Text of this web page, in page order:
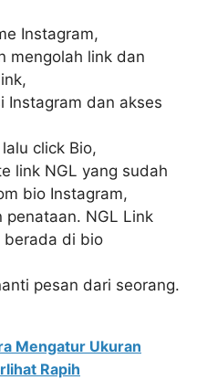
Instagram,
mengolah link dan
Instagram dan akses
click Bio,
link NGL yang sudah
bio Instagram,
penataan. NGL Link
berada di bio
pesan dari seorang.
Mengatur Ukuran
Rapih